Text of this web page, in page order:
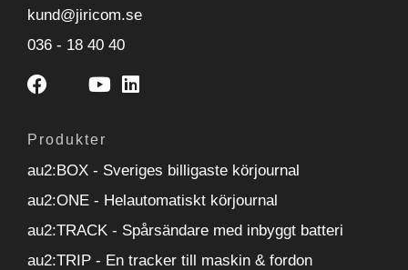
kund@jiricom.se
036 - 18 40 40
Produkter
au2:BOX - Sveriges billigaste körjournal
au2:ONE - Helautomatiskt körjournal
au2:TRACK - Spårsändare med inbyggt batteri
au2:TRIP - En tracker till maskin & fordon